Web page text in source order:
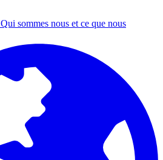
Qui sommes nous et ce que nous